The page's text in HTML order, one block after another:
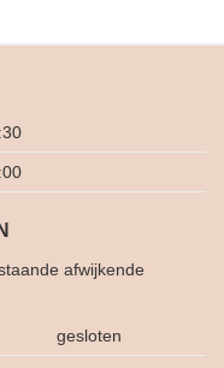
afwijkende
gesloten